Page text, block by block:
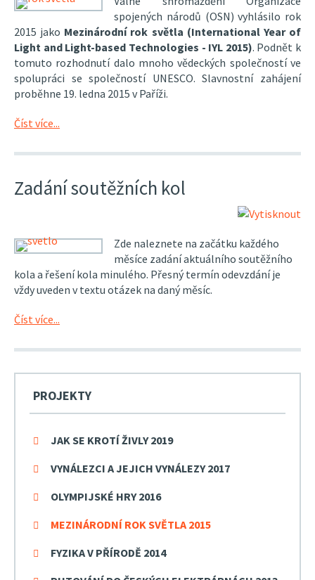
spojených národů (OSN) vyhlásilo rok
2015 jako Mezinárodní rok světla (International Year of
Light and Light-based Technologies - IYL 2015). Podnět k
tomuto rozhodnutí dalo mnoho vědeckých společností ve
spolupráci se společností UNESCO. Slavnostní zahájení
proběhne 19. ledna 2015 v Paříži.
Číst více...
Zadání soutěžních kol
Zde naleznete na začátku každého
měsíce zadání aktuálního soutěžního
kola a řešení kola minulého. Přesný termín odevzdání je
vždy uveden v textu otázek na daný měsíc.
Číst více...
PROJEKTY
JAK SE KROTÍ ŽIVLY 2019
VYNÁLEZCI A JEJICH VYNÁLEZY 2017
OLYMPIJSKÉ HRY 2016
MEZINÁRODNÍ ROK SVĚTLA 2015
FYZIKA V PŘÍRODĚ 2014